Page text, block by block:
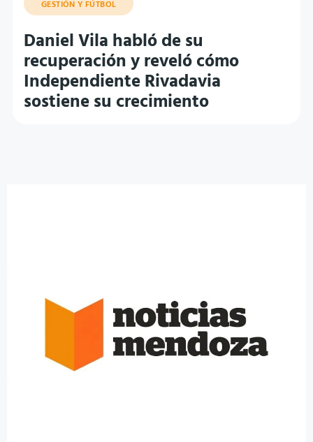
GESTIÓN Y FÚTBOL
Daniel Vila habló de su
recuperación y reveló cómo
Independiente Rivadavia
sostiene su crecimiento